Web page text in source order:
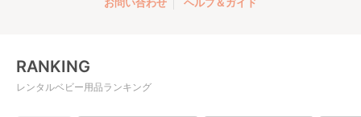
RANKING
レンタルベビー用品ランキング